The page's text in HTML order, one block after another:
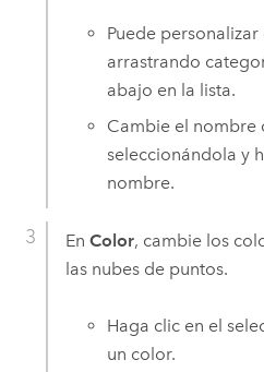
Puede
arrastrando
abajo en la lista.
Cambie el nombre
seleccionándola y
nombre.
En Color, cambie los
las nubes de puntos.
Haga clic en el
un color.